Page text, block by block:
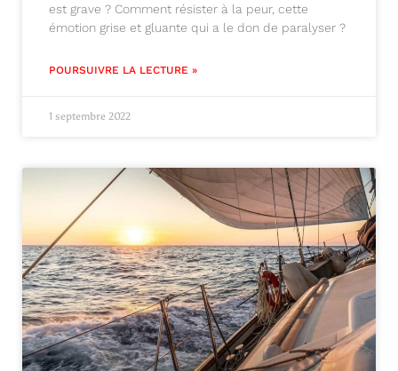
est grave ? Comment résister à la peur, cette
émotion grise et gluante qui a le don de paralyser ?
POURSUIVRE LA LECTURE »
1 septembre 2022